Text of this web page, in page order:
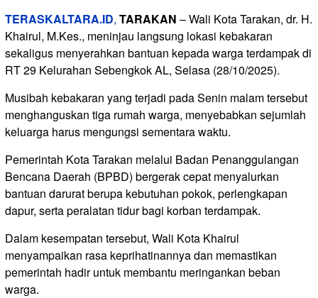
TERASKALTARA.ID, TARAKAN – Wali Kota Tarakan, dr. H.
Khairul, M.Kes., meninjau langsung lokasi kebakaran
sekaligus menyerahkan bantuan kepada warga terdampak di
RT 29 Kelurahan Sebengkok AL, Selasa (28/10/2025).
Musibah kebakaran yang terjadi pada Senin malam tersebut
menghanguskan tiga rumah warga, menyebabkan sejumlah
keluarga harus mengungsi sementara waktu.
Pemerintah Kota Tarakan melalui Badan Penanggulangan
Bencana Daerah (BPBD) bergerak cepat menyalurkan
bantuan darurat berupa kebutuhan pokok, perlengkapan
dapur, serta peralatan tidur bagi korban terdampak.
Dalam kesempatan tersebut, Wali Kota Khairul
menyampaikan rasa keprihatinannya dan memastikan
pemerintah hadir untuk membantu meringankan beban
warga.